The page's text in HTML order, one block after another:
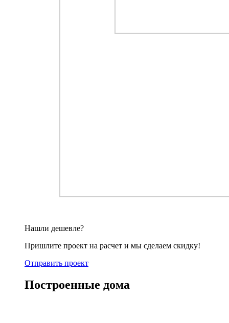
Нашли дешевле?
Пришлите проект на расчет и мы сделаем скидку!
Отправить проект
Построенные дома